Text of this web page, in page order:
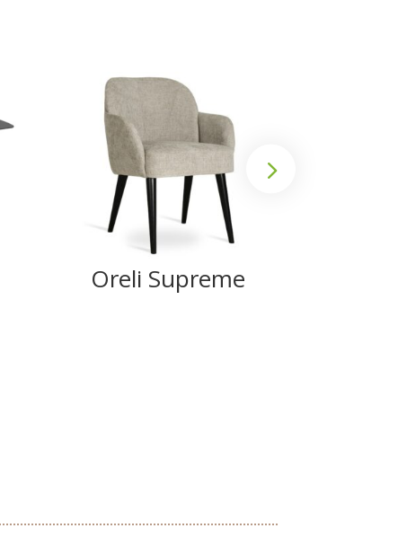
Oreli Supreme